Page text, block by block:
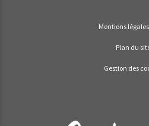
Mentions légales
Plan du
Gestion des